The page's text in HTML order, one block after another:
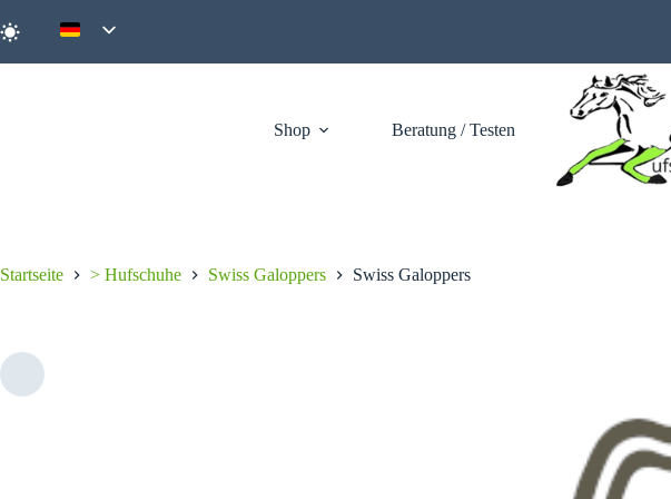
Inhalt
springen
Shop Beratung / Testen
Startseite > Hufschuhe Swiss Galoppers Swiss Galoppers